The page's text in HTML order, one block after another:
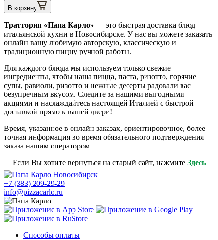
В корзину
Траттория «Папа Карло» — это быстрая доставка блюд
итальянской кухни в Новосибирске. У нас вы можете заказать
онлайн вашу любимую авторскую, классическую и
традиционную пиццу ручной работы.
Для каждого блюда мы используем только свежие
ингредиенты, чтобы наша пицца, паста, ризотто, горячие
супы, равиоли, ризотто и нежные десерты радовали вас
безупречным вкусом. Следите за нашими выгодными
акциями и наслаждайтесь настоящей Италией с быстрой
доставкой прямо к вашей двери!
Время, указанное в онлайн заказах, ориентировочное, более
точная информация во время обязательного подтверждения
заказа нашим оператором.
Если Вы хотите вернуться на старый сайт, нажмите Здесь
+7 (383) 209-29-29
info@pizzacarlo.ru
Способы оплаты